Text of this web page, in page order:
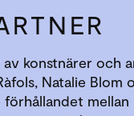
konstnärer och
Natalie Blom
mellan